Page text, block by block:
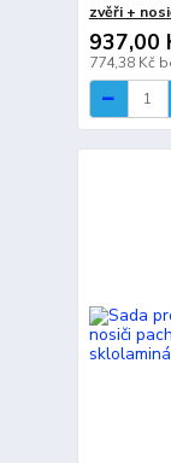
zvěři +
937,00
774,38 Kč